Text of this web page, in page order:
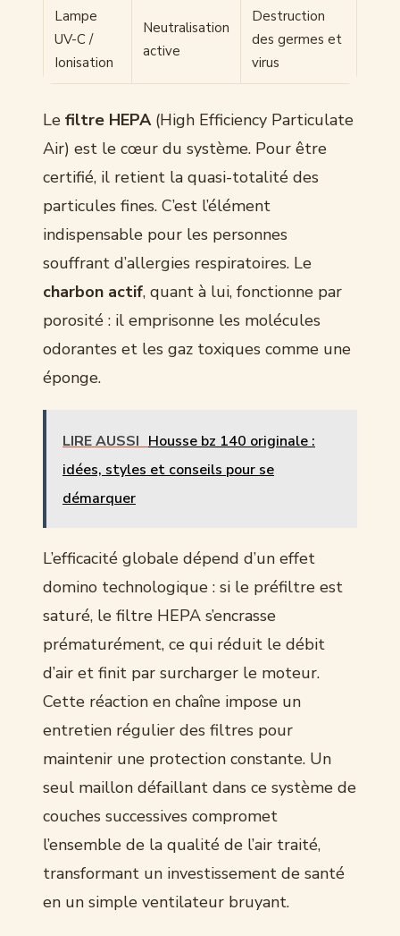
Lampe
UV-C /
Ionisation
Neutralisation
active
Destruction
des germes et
virus
Le filtre HEPA(High Efficiency Particulate
Air) est le cœur du système. Pour être
certifié, il retient la quasi-totalité des
particules fines. C’est l’élément
indispensable pour les personnes
souffrant d’allergies respiratoires. Le
charbon actif, quant à lui, fonctionne par
porosité : il emprisonne les molécules
odorantes et les gaz toxiques comme une
éponge.
LIRE AUSSI Housse bz 140 originale :
idées, styles et conseils pour se
démarquer
L’efficacité globale dépend d’un effet
domino technologique : si le préfiltre est
saturé, le filtre HEPA s’encrasse
prématurément, ce qui réduit le débit
d’air et finit par surcharger le moteur.
Cette réaction en chaîne impose un
entretien régulier des filtres pour
maintenir une protection constante. Un
seul maillon défaillant dans ce système de
couches successives compromet
l’ensemble de la qualité de l’air traité,
transformant un investissement de santé
en un simple ventilateur bruyant.